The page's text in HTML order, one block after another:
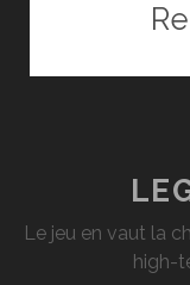
Le jeu en vaut la
high-